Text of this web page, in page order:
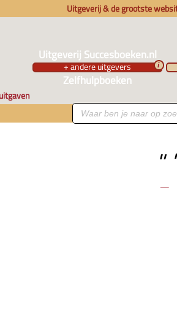
Uitgeverij & de grootste
Uitgeverij Succesboeken.nl
+ andere uitgevers
Zelfhulpboeken
i